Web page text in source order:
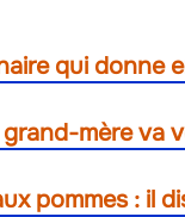
qui donne
mère va
pommes : il